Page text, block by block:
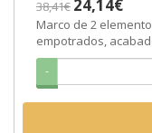
38,41€ 24,14€
Marco de 2
empotrados,
-